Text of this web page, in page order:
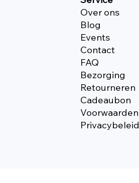
Over ons
Blog
Events
Contact
FAQ
Bezorging
Retourneren
Cadeaubon
Voorwaarden
Privacybeleid